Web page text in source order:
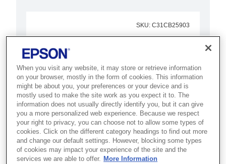
SKU: C31CB25903
TM-H6000IV (903):
Serial, PS, ECW,
MICR, EU
הדפסת קבלות בגווני אפור, הדפסת
שוברים ועיבוד המחאות במכשיר
קומפקטי אחד ובעלות תפעול כוללת
נמוכה.
When you visit any website, it may store or retrieve information
on your browser, mostly in the form of cookies. This information
might be about you, your preferences or your device and is
mostly used to make the site work as you expect it to. The
information does not usually directly identify you, but it can give
you a more personalized web experience. Because we respect
your right to privacy, you can choose not to allow some types of
cookies. Click on the different category headings to find out more
and change our default settings. However, blocking some types
of cookies may impact your experience of the site and the
services we are able to offer. More Information